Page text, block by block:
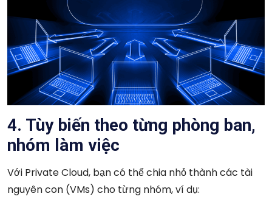
4. Tùy biến theo từng phòng ban,
nhóm làm việc
Với Private Cloud, bạn có thể chia nhỏ thành các tài
nguyên con (VMs) cho từng nhóm, ví dụ: